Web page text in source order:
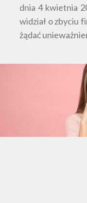
dnia 4 kwietnia
widział o zbyciu
żądać